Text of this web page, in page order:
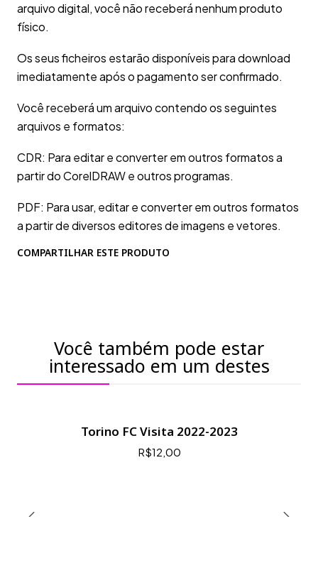
arquivo digital, você não receberá nenhum produto
físico.
Os seus ficheiros estarão disponíveis para download
imediatamente após o pagamento ser confirmado.
Você receberá um arquivo contendo os seguintes
arquivos e formatos:
CDR: Para editar e converter em outros formatos a
partir do CorelDRAW e outros programas.
PDF: Para usar, editar e converter em outros formatos
a partir de diversos editores de imagens e vetores.
COMPARTILHAR ESTE PRODUTO
Você também pode estar
interessado em um destes
Torino FC Visita 2022-2023
R$12,00